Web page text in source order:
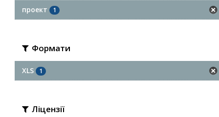
проект 1
Формати
XLS 1
Ліцензії